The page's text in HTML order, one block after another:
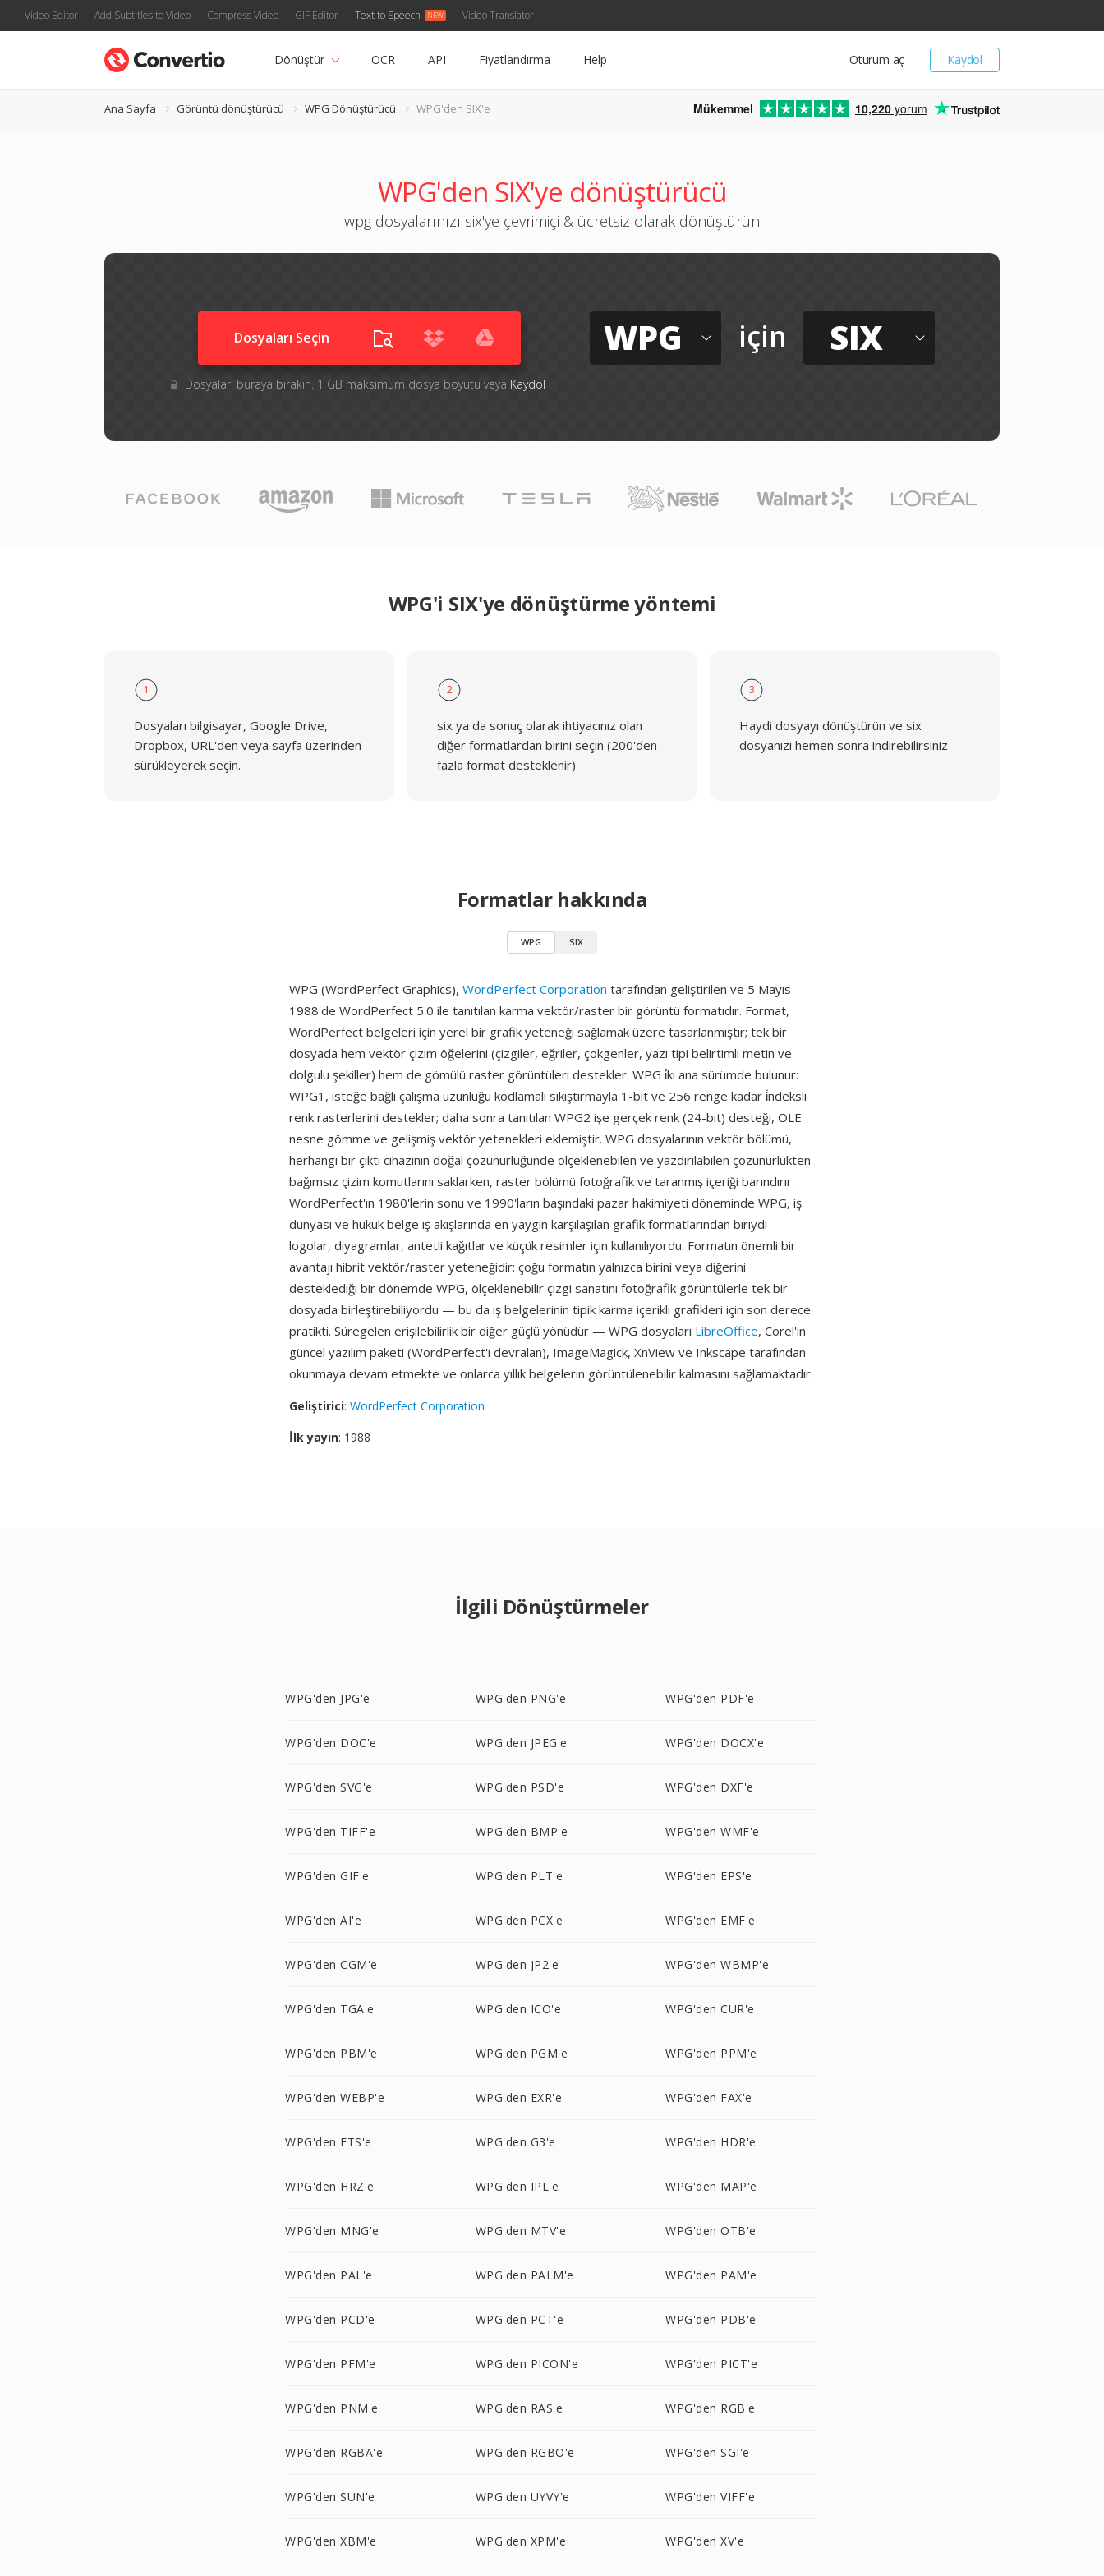
Video Editor Add Subtitles to Video Compress Video GIF Editor Text to Speech Video Translator
Kaydol
Oturum aç
Dönüştür OCR API Fiyatlandırma Help
Ana Sayfa Görüntü dönüştürücü WPG Dönüştürücü WPG'den SIX'e Mükemmel 10,220 yorum
WPG'den SIX'ye dönüştürücü
wpg dosyalarınızı six'ye çevrimiçi & ücretsiz olarak dönüştürün
Dosyaları Seçin
Dosyaları buraya bırakın. 1 GB maksimum dosya boyutu veya Kaydol
WPG için SIX
WPG'i SIX'ye dönüştürme yöntemi
1
Dosyaları bilgisayar, Google Drive,
Dropbox, URL'den veya sayfa üzerinden
sürükleyerek seçin.
2
six ya da sonuç olarak ihtiyacınız olan
diğer formatlardan birini seçin (200'den
fazla format desteklenir)
3
Haydi dosyayı dönüştürün ve six
dosyanızı hemen sonra indirebilirsiniz
Formatlar hakkında
WPG SIX
WPG (WordPerfect Graphics), WordPerfect Corporation tarafından geliştirilen ve 5 Mayıs
1988'de WordPerfect 5.0 ile tanıtılan karma vektör/raster bir görüntü formatıdır. Format,
WordPerfect belgeleri için yerel bir grafik yeteneği sağlamak üzere tasarlanmıştır; tek bir
dosyada hem vektör çizim öğelerini (çizgiler, eğriler, çokgenler, yazı tipi belirtimli metin ve
dolgulu şekiller) hem de gömülü raster görüntüleri destekler. WPG i̇ki ana sürümde bulunur:
WPG1, isteğe bağlı çalışma uzunluğu kodlamalı sıkıştırmayla 1-bit ve 256 renge kadar i̇ndeksli
renk rasterlerini destekler; daha sonra tanıtılan WPG2 işe gerçek renk (24-bit) desteği, OLE
nesne gömme ve gelişmiş vektör yetenekleri eklemiştir. WPG dosyalarının vektör bölümü,
herhangi bir çıktı cihazının doğal çözünürlüğünde ölçeklenebilen ve yazdırılabilen çözünürlükten
bağımsız çizim komutlarını saklarken, raster bölümü fotoğrafik ve taranmış içeriği barındırır.
WordPerfect'ın 1980'lerin sonu ve 1990'ların başındaki pazar hakimiyeti döneminde WPG, iş
dünyası ve hukuk belge iş akışlarında en yaygın karşılaşılan grafik formatlarından biriydi —
logolar, diyagramlar, antetli kağıtlar ve küçük resimler için kullanılıyordu. Formatın önemli bir
avantajı hibrit vektör/raster yeteneğidir: çoğu formatın yalnızca birini veya diğerini
desteklediği bir dönemde WPG, ölçeklenebilir çizgi sanatını fotoğrafik görüntülerle tek bir
dosyada birleştirebiliyordu — bu da iş belgelerinin tipik karma içerikli grafikleri için son derece
pratikti. Süregelen erişilebilirlik bir diğer güçlü yönüdür — WPG dosyaları LibreOffice, Corel'ın
güncel yazılım paketi (WordPerfect'ı devralan), ImageMagick, XnView ve Inkscape tarafından
okunmaya devam etmekte ve onlarca yıllık belgelerin görüntülenebilir kalmasını sağlamaktadır.
Geliştirici: WordPerfect Corporation
İlk yayın: 1988
İlgili Dönüştürmeler
WPG'den JPG'e WPG'den PNG'e WPG'den PDF'e
WPG'den DOC'e WPG'den JPEG'e WPG'den DOCX'e
WPG'den SVG'e WPG'den PSD'e WPG'den DXF'e
WPG'den TIFF'e WPG'den BMP'e WPG'den WMF'e
WPG'den GIF'e WPG'den PLT'e WPG'den EPS'e
WPG'den AI'e WPG'den PCX'e WPG'den EMF'e
WPG'den CGM'e WPG'den JP2'e WPG'den WBMP'e
WPG'den TGA'e WPG'den ICO'e WPG'den CUR'e
WPG'den PBM'e WPG'den PGM'e WPG'den PPM'e
WPG'den WEBP'e WPG'den EXR'e WPG'den FAX'e
WPG'den FTS'e WPG'den G3'e WPG'den HDR'e
WPG'den HRZ'e WPG'den IPL'e WPG'den MAP'e
WPG'den MNG'e WPG'den MTV'e WPG'den OTB'e
WPG'den PAL'e WPG'den PALM'e WPG'den PAM'e
WPG'den PCD'e WPG'den PCT'e WPG'den PDB'e
WPG'den PFM'e WPG'den PICON'e WPG'den PICT'e
WPG'den PNM'e WPG'den RAS'e WPG'den RGB'e
WPG'den RGBA'e WPG'den RGBO'e WPG'den SGI'e
WPG'den SUN'e WPG'den UYVY'e WPG'den VIFF'e
WPG'den XBM'e WPG'den XPM'e WPG'den XV'e